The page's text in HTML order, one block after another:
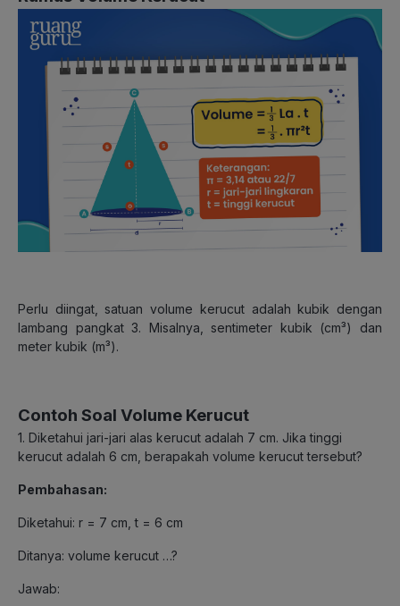
Perlu diingat, satuan volume kerucut adalah kubik dengan
lambang pangkat 3. Misalnya, sentimeter kubik (cm³) dan
meter kubik (m³).
Contoh Soal Volume Kerucut
1. Diketahui jari-jari alas kerucut adalah 7 cm. Jika tinggi
kerucut adalah 6 cm, berapakah volume kerucut tersebut?
Pembahasan:
Diketahui: r = 7 cm, t = 6 cm
Ditanya: volume kerucut …?
Jawab: